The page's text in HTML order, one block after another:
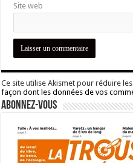
Site web
Ce site utilise Akismet pour réduire
façon dont les données de vos
Abonnez-vous